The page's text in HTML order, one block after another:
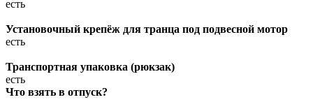
есть
Установочный крепёж для транца под подвесной мотор
есть
Транспортная упаковка (рюкзак)
есть
Что взять в отпуск?